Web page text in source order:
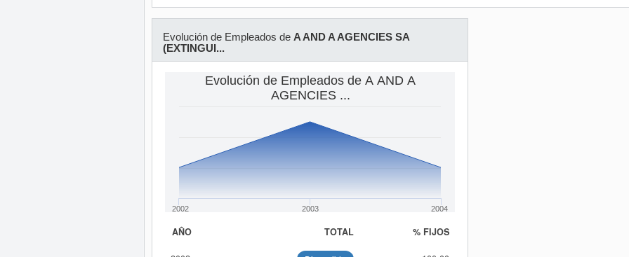
Evolución de Empleados de A AND A AGENCIES SA
(EXTINGUI...
Evolución de Empleados de A AND A
AGENCIES ...
2002 2003 2004
AÑO TOTAL % FIJOS